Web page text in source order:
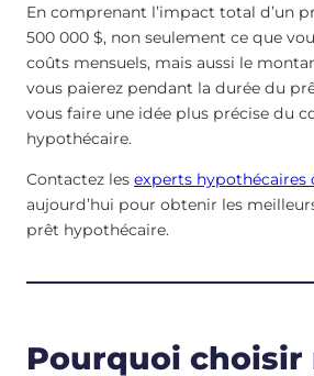
En comprenant l’impact total d’un
500 000 $, non seulement ce que
coûts mensuels, mais aussi le
vous paierez pendant la durée du
vous faire une idée plus précise du
hypothécaire.
Contactez les experts hypothécaires
aujourd’hui pour obtenir les
prêt hypothécaire.
Pourquoi choisir